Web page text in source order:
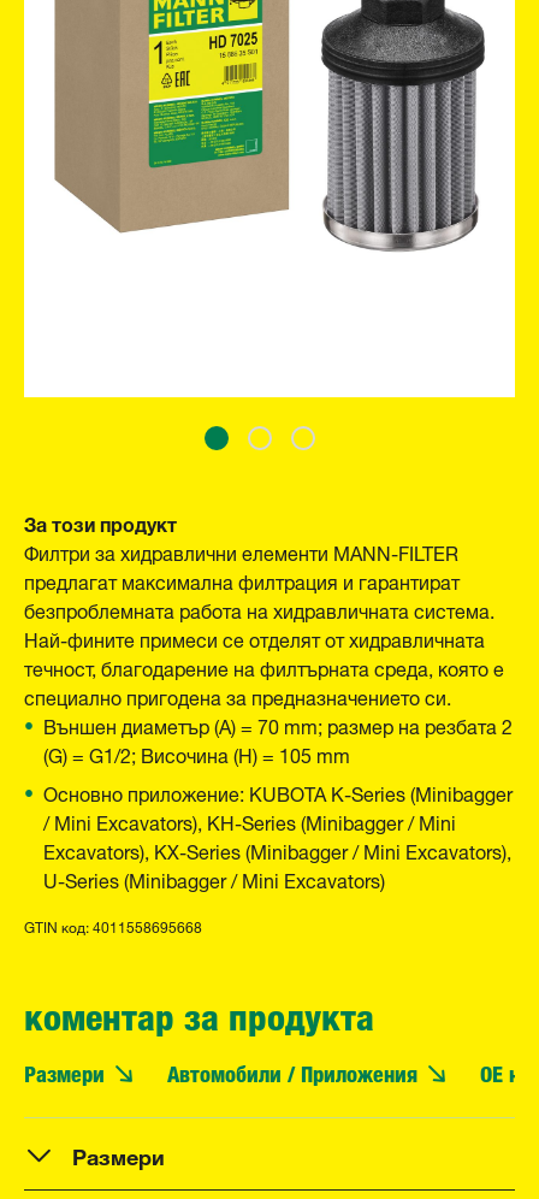
За този продукт
Филтри за хидравлични елементи MANN-FILTER
предлагат максимална филтрация и гарантират
безпроблемната работа на хидравличната система.
Най-фините примеси се отделят от хидравличната
течност, благодарение на филтърната среда, която е
специално пригодена за предназначението си.
Външен диаметър (A) = 70 mm; размер на резбата 2
(G) = G1/2; Височина (H) = 105 mm
Основно приложение: KUBOTA K-Series (Minibagger
/ Mini Excavators), KH-Series (Minibagger / Mini
Excavators), KX-Series (Minibagger / Mini Excavators),
U-Series (Minibagger / Mini Excavators)
GTIN код: 4011558695668
коментар за продукта
Размери Автомобили / Приложения OE
Размери